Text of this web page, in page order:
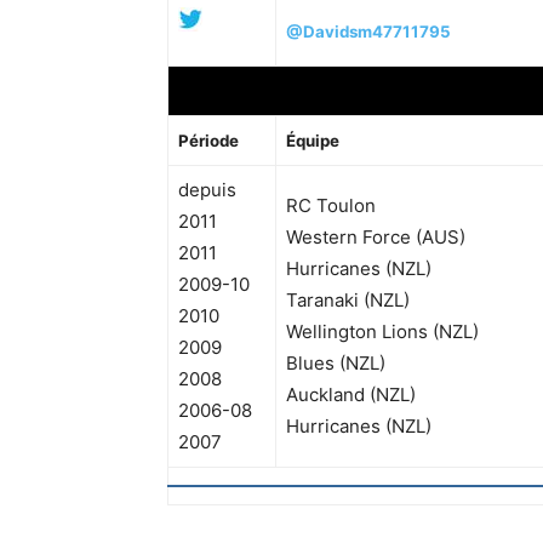
@Davidsm47711795
Période Équipe
depuis
2011
2011
2009-10
2010
2009
2008
2006-08
2007
RC Toulon
Western Force (AUS)
Hurricanes (NZL)
Taranaki (NZL)
Wellington Lions (NZL)
Blues (NZL)
Auckland (NZL)
Hurricanes (NZL)